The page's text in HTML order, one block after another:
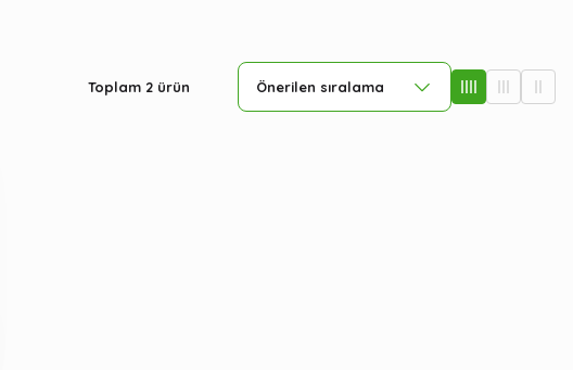
Toplam 2 ürün